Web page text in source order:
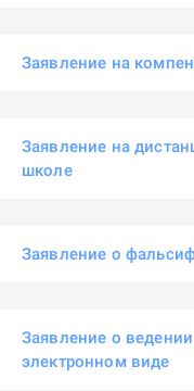
Заявление на
Заявление на
школе
Заявление о
Заявление о
электронном виде